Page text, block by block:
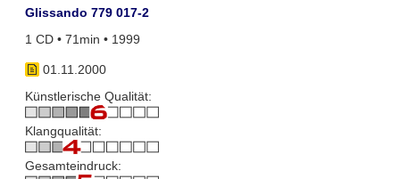
Glissando 779 017-2
1 CD • 71min • 1999
01.11.2000
Künstlerische Qualität:
Klangqualität:
Gesamteindruck: